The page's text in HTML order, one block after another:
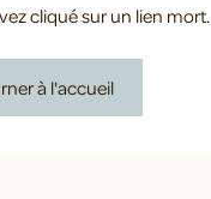
cliqué sur un lien mort.
à l'accueil